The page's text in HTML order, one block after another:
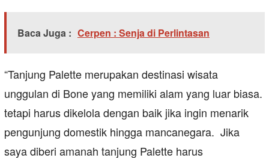
Baca Juga : Cerpen : Senja di Perlintasan
“Tanjung Palette merupakan destinasi wisata
unggulan di Bone yang memiliki alam yang luar biasa.
tetapi harus dikelola dengan baik jika ingin menarik
pengunjung domestik hingga mancanegara. Jika
saya diberi amanah tanjung Palette harus